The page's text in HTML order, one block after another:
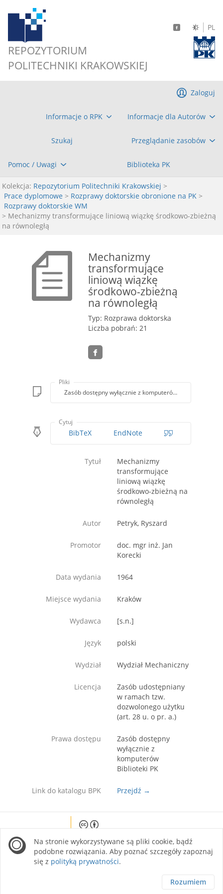
REPOZYTORIUM
POLITECHNIKI KRAKOWSKIEJ
PL
Informacje o RPK Informacje dla Autorów
Szukaj Przeglądanie zasobów
Pomoc / Uwagi Biblioteka PK
Zaloguj
Kolekcja: Repozytorium Politechniki Krakowskiej >
Prace dyplomowe > Rozprawy doktorskie obronione na PK >
Rozprawy doktorskie WM
> Mechanizmy transformujące liniową wiązkę środkowo-zbieżną
na równoległą
Mechanizmy
transformujące
liniową wiązkę
środkowo-zbieżną
na równoległą
Typ: Rozprawa doktorska
Liczba pobrań: 21
Pliki
Zasób dostępny wyłącznie z komputerów Biblioteki PK
Cytuj
BibTeX EndNote
Tytuł
Mechanizmy
transformujące
liniową wiązkę
środkowo-zbieżną na
równoległą
Autor Petryk, Ryszard
Promotor
doc. mgr inż. Jan
Korecki
Data wydania 1964
Miejsce wydania Kraków
Wydawca [s.n.]
Język polski
Wydział Wydział Mechaniczny
Licencja
Zasób udostępniany
w ramach tzw.
dozwolonego użytku
(art. 28 u. o pr. a.)
Prawa dostępu
Zasób dostępny
wyłącznie z
komputerów
Biblioteki PK
Link do katalogu BPK Przejdź →
site is licensed under a Creative Commons
Attribution 4.0 International license.
Na stronie wykorzystywane są pliki cookie, bądź
podobne rozwiązania. Aby poznać szczegóły zapoznaj
się z polityką prywatności.
Rozumiem